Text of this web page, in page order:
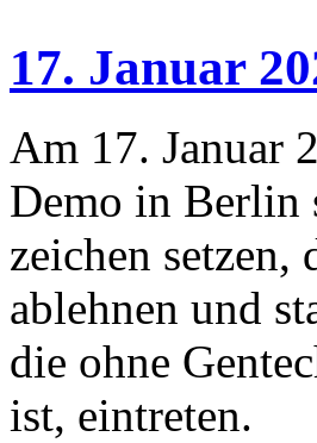
17. Januar
Am 17. Januar
Demo in Berlin
zeichen setzen,
ablehnen und
die ohne
ist, eintreten.